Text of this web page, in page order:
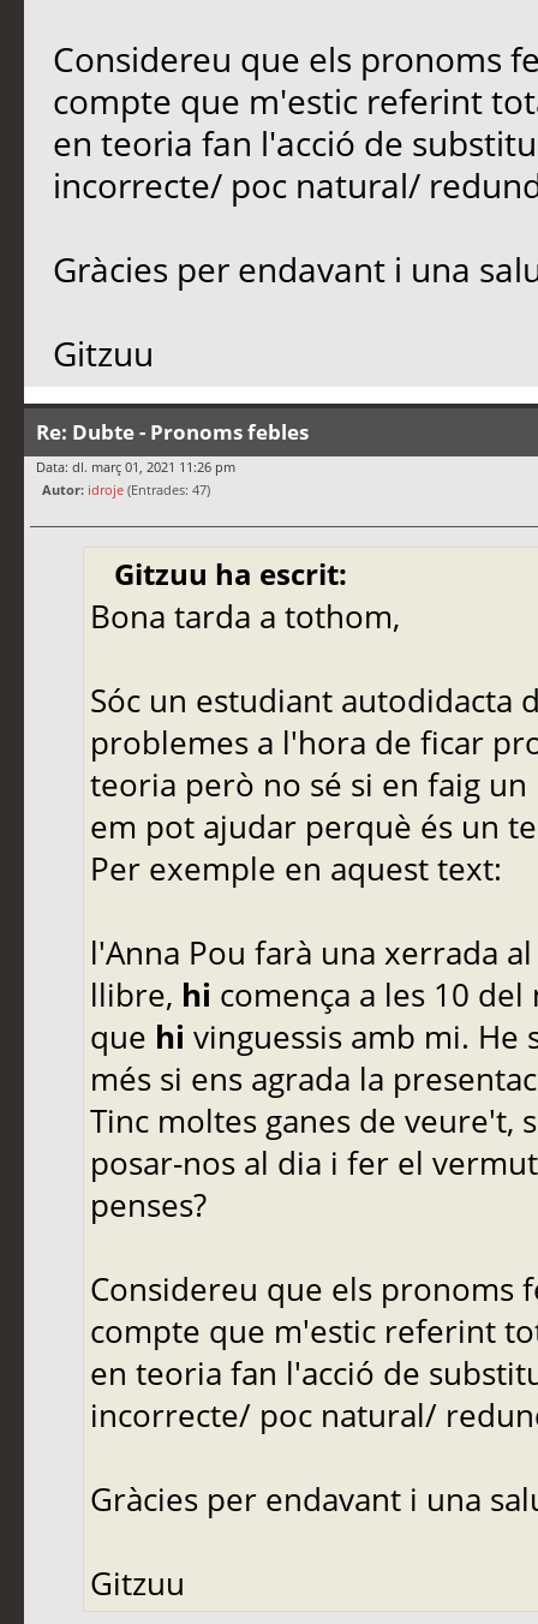
Considereu que els pronoms
compte que m'estic referint
en teoria fan l'acció de
incorrecte/ poc natural/
Gràcies per endavant i una
Gitzuu
Re: Dubte - Pronoms febles
Data: dl. març 01, 2021 11:26 pm
Autor: idroje (Entrades: 47)
Gitzuu ha escrit:
Bona tarda a tothom,
Sóc un estudiant autodidacta
problemes a l'hora de ficar
teoria però no sé si en faig
em pot ajudar perquè és un
Per exemple en aquest text:
l'Anna Pou farà una xerrada
llibre, hi comença a les 10
que hi vinguessis amb mi. He
més si ens agrada la
Tinc moltes ganes de veure't,
posar-nos al dia i fer el
penses?
Considereu que els pronoms
compte que m'estic referint
en teoria fan l'acció de
incorrecte/ poc natural/
Gràcies per endavant i una
Gitzuu